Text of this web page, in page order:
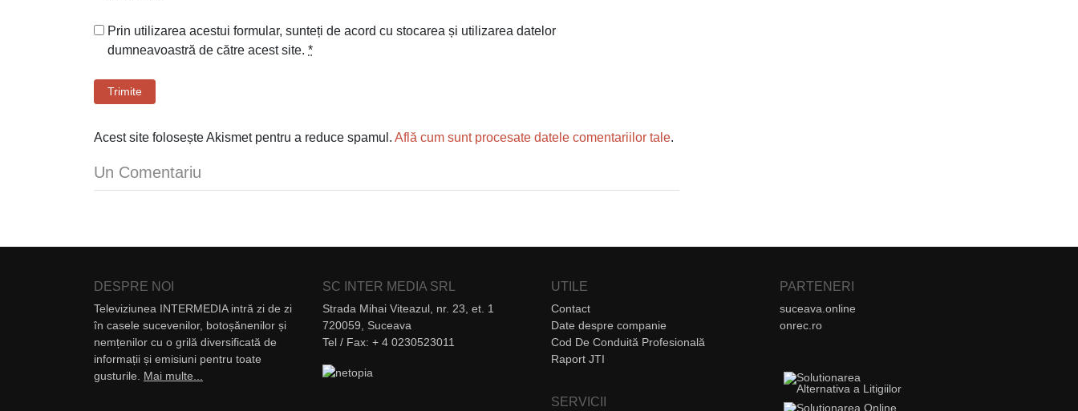
Prin utilizarea acestui formular, sunteți de acord cu stocarea și utilizarea datelor
dumneavoastră de către acest site. *
Trimite
Acest site folosește Akismet pentru a reduce spamul. Află cum sunt procesate datele comentariilor tale.
Un Comentariu
DESPRE NOI
Televiziunea INTERMEDIA intră zi de zi
în casele sucevenilor, botoșănenilor și
nemțenilor cu o grilă diversificată de
informații și emisiuni pentru toate
gusturile. Mai multe...
SC INTER MEDIA SRL
Strada Mihai Viteazul, nr. 23, et. 1
720059, Suceava
Tel / Fax: + 4 0230523011
UTILE
Contact
Date despre companie
Cod De Conduită Profesională
Raport JTI
SERVICII
PARTENERI
suceava.online
onrec.ro